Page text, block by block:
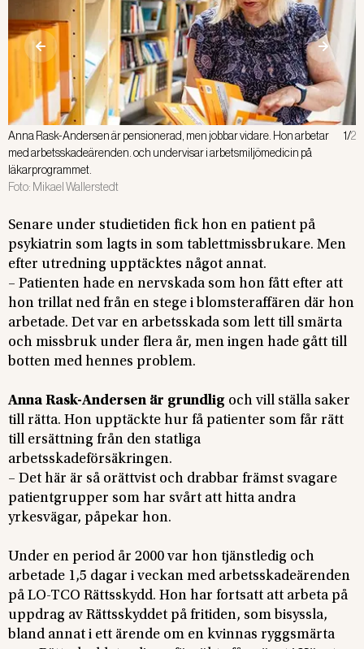
Anna Rask-Andersen är pensionerad, men jobbar vidare. Hon arbetar
med arbetsskadeärenden. och undervisar i arbetsmiljömedicin på
läkarprogrammet.
Foto: Mikael Wallerstedt
1/2
Senare under studietiden fick hon en patient på
psykiatrin som lagts in som tablettmissbrukare. Men
efter utredning upptäcktes något annat.
– Patienten hade en nervskada som hon fått efter att
hon trillat ned från en stege i blomsteraffären där hon
arbetade. Det var en arbetsskada som lett till smärta
och missbruk under flera år, men ingen hade gått till
botten med hennes problem.
Anna Rask-Andersen är grundlig och vill ställa saker
till rätta. Hon upptäckte hur få patienter som får rätt
till ersättning från den statliga
arbetsskadeförsäkringen.
– Det här är så orättvist och drabbar främst svagare
patientgrupper som har svårt att hitta andra
yrkesvägar, påpekar hon.
Under en period år 2000 var hon tjänstledig och
arbetade 1,5 dagar i veckan med arbetsskadeärenden
på LO-TCO Rättsskydd. Hon har fortsatt att arbeta på
uppdrag av Rättsskyddet på fritiden, som bisyssla,
bland annat i ett ärende om en kvinnas ryggsmärta